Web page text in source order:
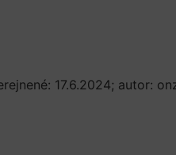
17.6.2024; autor: